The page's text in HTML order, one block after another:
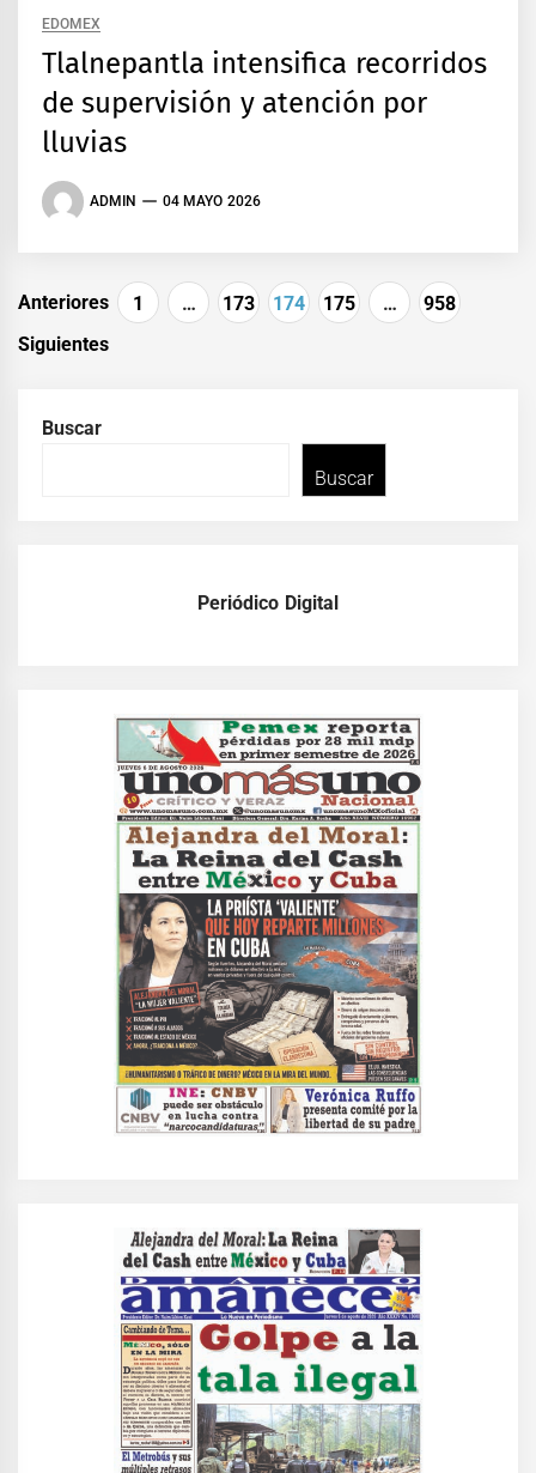
EDOMEX
Tlalnepantla intensifica recorridos
de supervisión y atención por
lluvias
ADMIN 04 MAYO 2026
Paginación
de
Anteriores 1 … 173 174 175 …
958
Siguientes
Buscar
Buscar
Periódico Digital